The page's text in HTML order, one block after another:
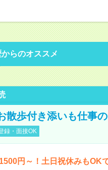
らのオススメ
散歩付き添いも仕事
録・面接OK
円～！土日祝休みもOKで